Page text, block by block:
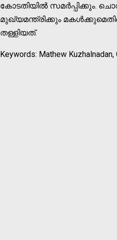
കോടതിയില്‍ സമര്‍പ്പിക്കും.
മുഖ്യമന്ത്രിക്കും
തള്ളിയത്.
Keywords: Mathew Kuzhalnadan,